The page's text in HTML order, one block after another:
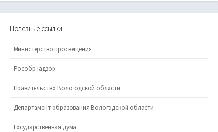
Полезные ссылки
Министерство просвещения
Рособрнадзор
Правительство Вологодской области
Департамент образования Вологодской области
Государственная дума